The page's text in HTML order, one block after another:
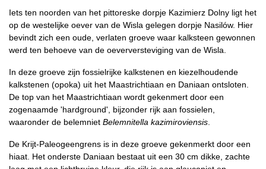
Iets ten noorden van het pittoreske dorpje Kazimierz Dolny ligt het
op de westelijke oever van de Wisla gelegen dorpje Nasilów. Hier
bevindt zich een oude, verlaten groeve waar kalksteen gewonnen
werd ten behoeve van de oeverversteviging van de Wisla.
In deze groeve zijn fossielrijke kalkstenen en kiezelhoudende
kalkstenen (opoka) uit het Maastrichtiaan en Daniaan ontsloten.
De top van het Maastrichtiaan wordt gekenmert door een
zogenaamde 'hardground', bijzonder rijk aan fossielen,
waaronder de belemniet Belemnitella kazimiroviensis.
De Krijt-Paleogeengrens is in deze groeve gekenmerkt door een
hiaat. Het onderste Daniaan bestaat uit een 30 cm dikke, zachte